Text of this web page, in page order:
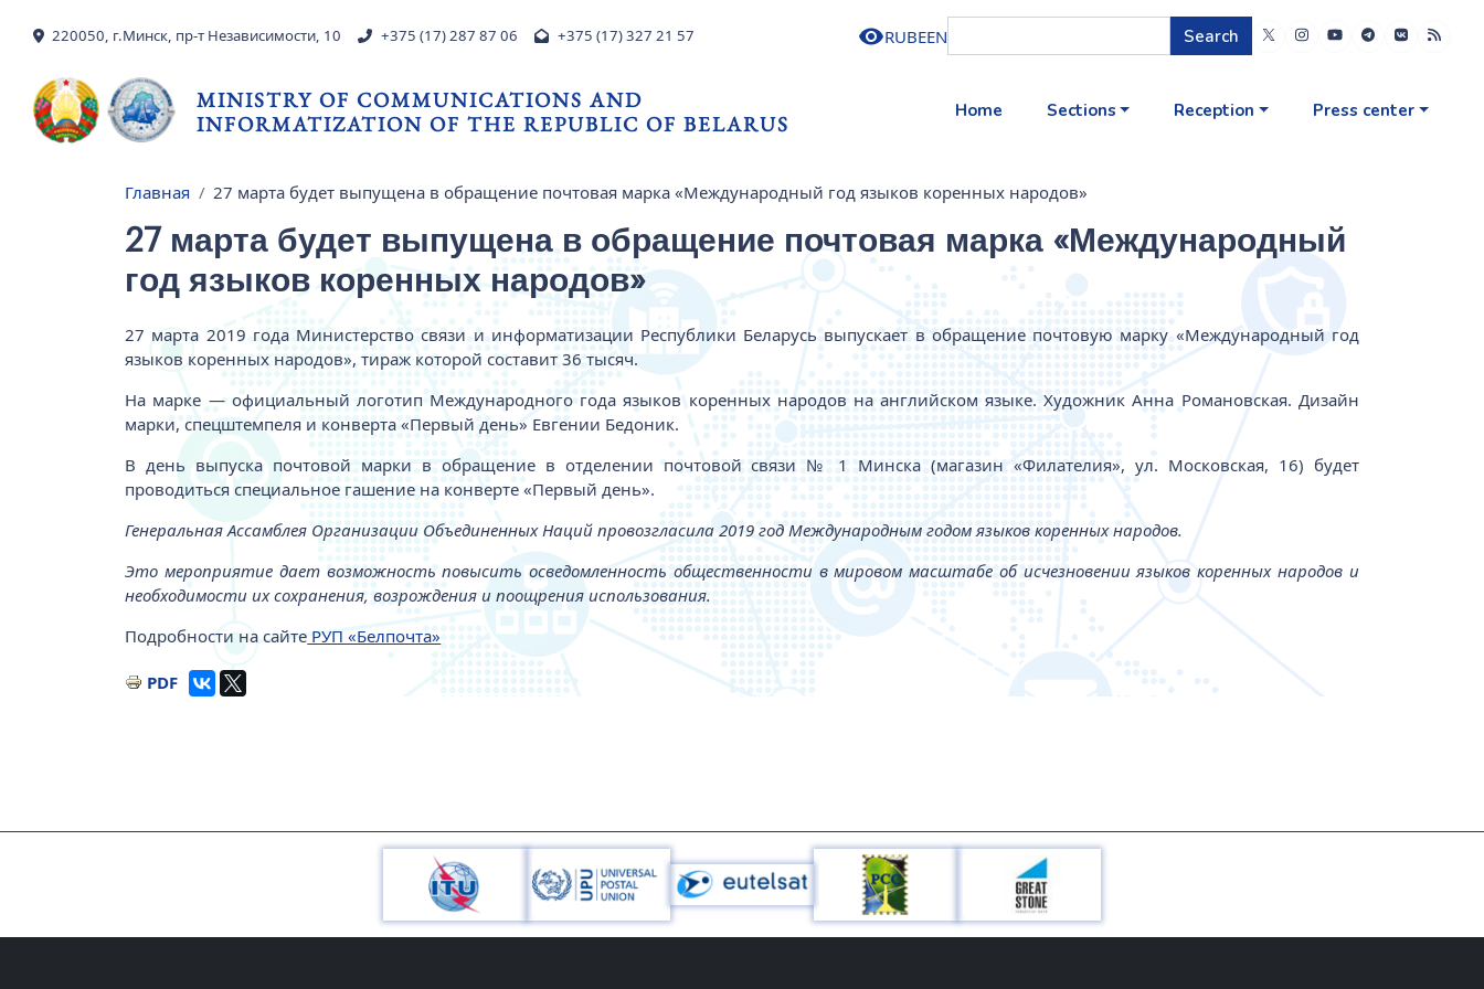
220050, г.Минск, пр-т Независимости, 10 +375 (17) 287 87 06 +375 (17) 327 21 57 RUBEEN Search
MINISTRY OF COMMUNICATIONS AND
INFORMATIZATION OF THE REPUBLIC OF BELARUS
Home Sections Reception Press center
Breadcrumb
Главная 27 марта будет выпущена в обращение почтовая марка «Международный год языков коренных народов»
27 марта будет выпущена в обращение почтовая марка «Международный
год языков коренных народов»
27 марта 2019 года Министерство связи и информатизации Республики Беларусь выпускает в обращение почтовую марку «Международный год
языков коренных народов», тираж которой составит 36 тысяч.
На марке — официальный логотип Международного года языков коренных народов на английском языке. Художник Анна Романовская. Дизайн
марки, спецштемпеля и конверта «Первый день» Евгении Бедоник.
В день выпуска почтовой марки в обращение в отделении почтовой связи № 1 Минска (магазин «Филателия», ул. Московская, 16) будет
проводиться специальное гашение на конверте «Первый день».
Генеральная Ассамблея Организации Объединенных Наций провозгласила 2019 год Международным годом языков коренных народов.
Это мероприятие дает возможность повысить осведомленность общественности в мировом масштабе об исчезновении языков коренных народов и
необходимости их сохранения, возрождения и поощрения использования.
Подробности на сайте РУП «Белпочта»
PDF